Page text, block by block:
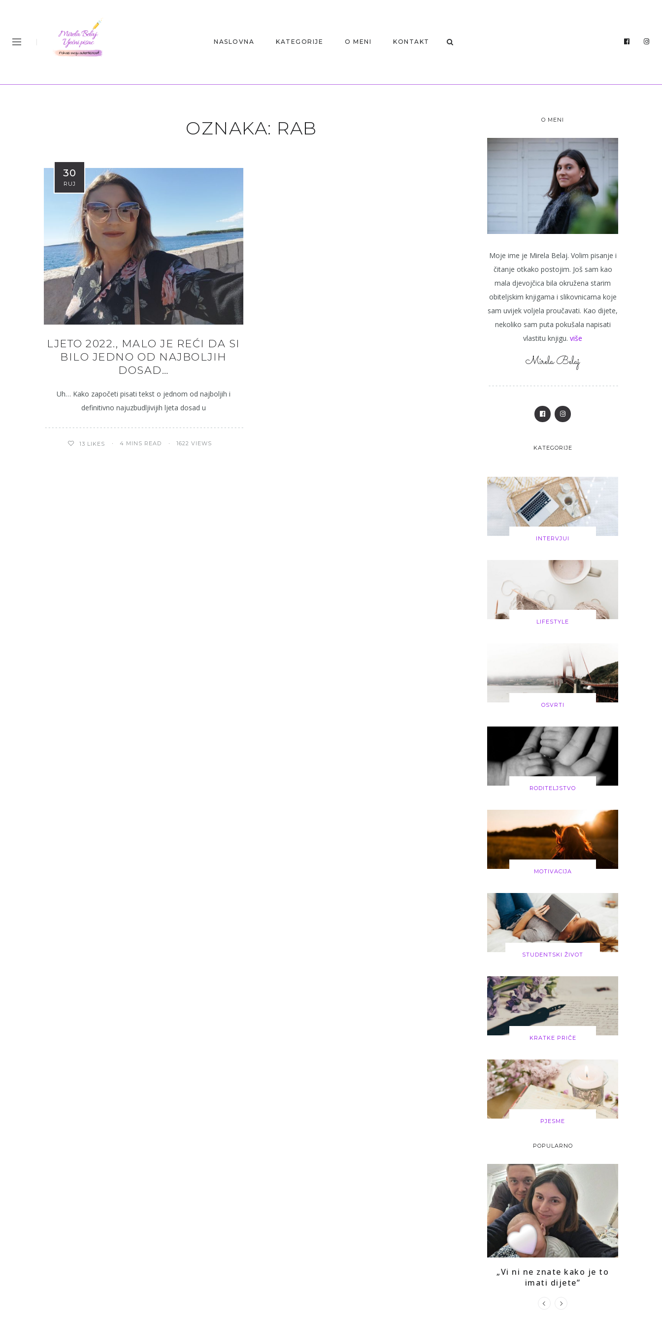
NASLOVNA KATEGORIJE O MENI KONTAKT
OZNAKA: RAB
30
RUJ
LJETO 2022., MALO JE REĆI DA SI
BILO JEDNO OD NAJBOLJIH
DOSAD…
Uh… Kako započeti pisati tekst o jednom od najboljih i
definitivno najuzbudljivijih ljeta dosad u
13 LIKES 4 MINS READ 1622 VIEWS
O MENI
Moje ime je Mirela Belaj. Volim pisanje i
čitanje otkako postojim. Još sam kao
mala djevojčica bila okružena starim
obiteljskim knjigama i slikovnicama koje
sam uvijek voljela proučavati. Kao dijete,
nekoliko sam puta pokušala napisati
vlastitu knjigu. više
Mirela Belaj
KATEGORIJE
INTERVJUI
LIFESTYLE
OSVRTI
RODITELJSTVO
MOTIVACIJA
STUDENTSKI ŽIVOT
KRATKE PRIČE
PJESME
POPULARNO
„Vi ni ne znate kako je to
imati dijete”